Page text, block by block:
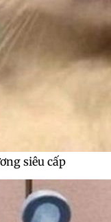
siêu cấp